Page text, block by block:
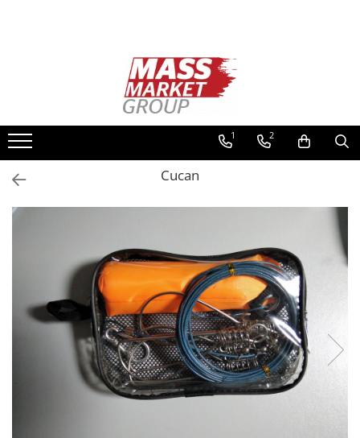
Lansete la crap
Mulinete la crap
Fire Crap
Protectie, pastrare
Accesorii, monturi crap
Rod Pod, picheti, suporti
Carlige crap
Avertizoare si swingere
Pescuit Feeder, Stationar, Pluta
Lansete Feeder, Stationar, Pluta
Mulinete Feeder, Stationar, Pluta
1 2
Cucan